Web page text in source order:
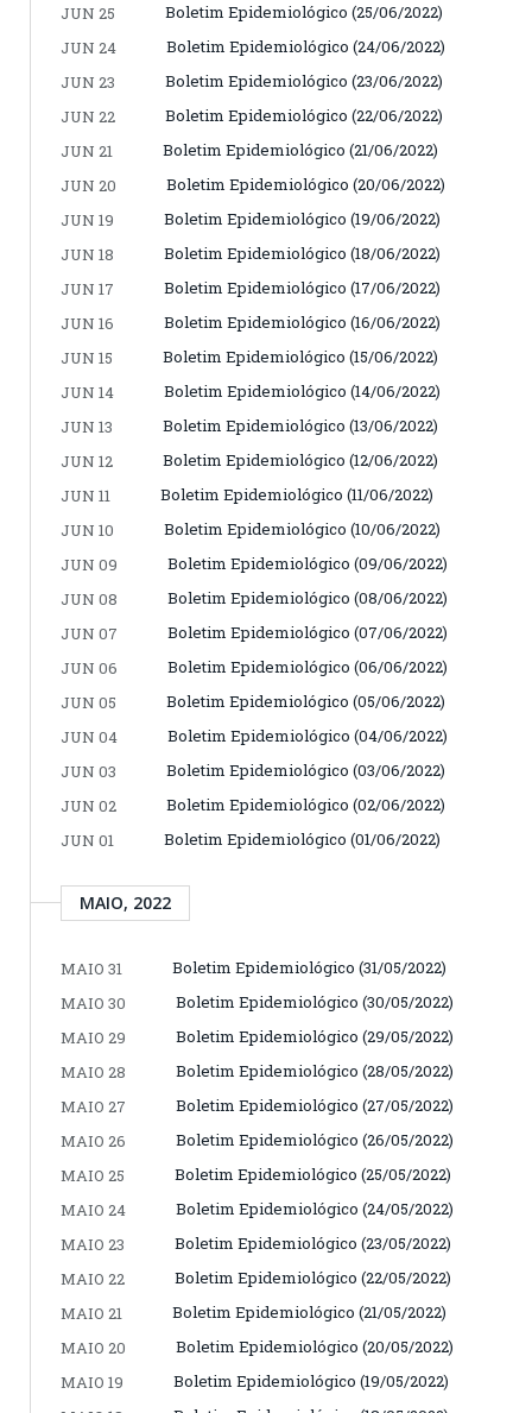
JUN 25
Boletim Epidemiológico (25/06/2022)
JUN 24
Boletim Epidemiológico (24/06/2022)
JUN 23
Boletim Epidemiológico (23/06/2022)
JUN 22
Boletim Epidemiológico (22/06/2022)
JUN 21
Boletim Epidemiológico (21/06/2022)
JUN 20
Boletim Epidemiológico (20/06/2022)
JUN 19
Boletim Epidemiológico (19/06/2022)
JUN 18
Boletim Epidemiológico (18/06/2022)
JUN 17
Boletim Epidemiológico (17/06/2022)
JUN 16
Boletim Epidemiológico (16/06/2022)
JUN 15
Boletim Epidemiológico (15/06/2022)
JUN 14
Boletim Epidemiológico (14/06/2022)
JUN 13
Boletim Epidemiológico (13/06/2022)
JUN 12
Boletim Epidemiológico (12/06/2022)
JUN 11
Boletim Epidemiológico (11/06/2022)
JUN 10
Boletim Epidemiológico (10/06/2022)
JUN 09
Boletim Epidemiológico (09/06/2022)
JUN 08
Boletim Epidemiológico (08/06/2022)
JUN 07
Boletim Epidemiológico (07/06/2022)
JUN 06
Boletim Epidemiológico (06/06/2022)
JUN 05
Boletim Epidemiológico (05/06/2022)
JUN 04
Boletim Epidemiológico (04/06/2022)
JUN 03
Boletim Epidemiológico (03/06/2022)
JUN 02
Boletim Epidemiológico (02/06/2022)
JUN 01
Boletim Epidemiológico (01/06/2022)
MAIO, 2022
MAIO 31
Boletim Epidemiológico (31/05/2022)
MAIO 30
Boletim Epidemiológico (30/05/2022)
MAIO 29
Boletim Epidemiológico (29/05/2022)
MAIO 28
Boletim Epidemiológico (28/05/2022)
MAIO 27
Boletim Epidemiológico (27/05/2022)
MAIO 26
Boletim Epidemiológico (26/05/2022)
MAIO 25
Boletim Epidemiológico (25/05/2022)
MAIO 24
Boletim Epidemiológico (24/05/2022)
MAIO 23
Boletim Epidemiológico (23/05/2022)
MAIO 22
Boletim Epidemiológico (22/05/2022)
MAIO 21
Boletim Epidemiológico (21/05/2022)
MAIO 20
Boletim Epidemiológico (20/05/2022)
MAIO 19
Boletim Epidemiológico (19/05/2022)